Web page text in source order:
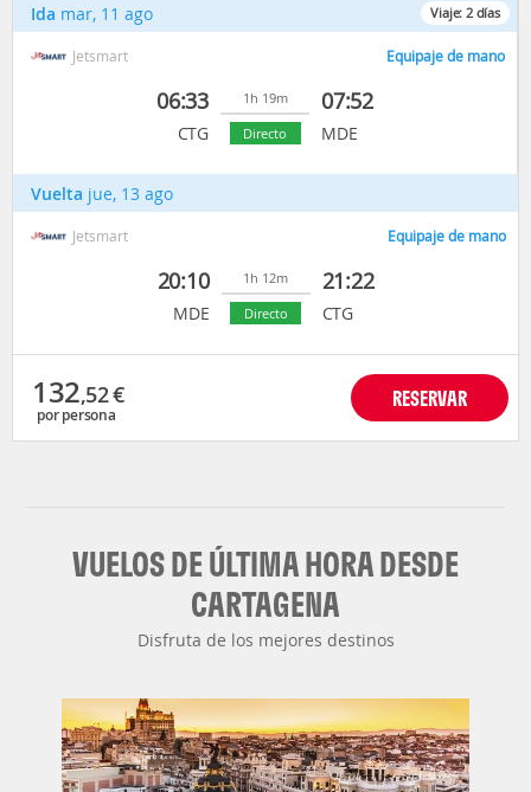
Viaje: 2 días
Ida mar, 11 ago
Jetsmart Equipaje de mano
06:33
CTG
1h 19m
Directo
07:52
MDE
Vuelta jue, 13 ago
Jetsmart Equipaje de mano
20:10
MDE
1h 12m
Directo
21:22
CTG
132,52€
por persona
RESERVAR
VUELOS DE ÚLTIMA HORA DESDE
CARTAGENA
Disfruta de los mejores destinos